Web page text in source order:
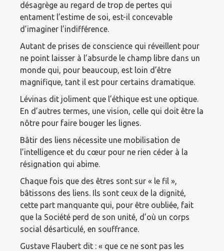
désagrège au regard de trop de pertes qui
entament l’estime de soi, est-il concevable
d’imaginer l’indifférence.
Autant de prises de conscience qui réveillent pour
ne point laisser à l’absurde le champ libre dans un
monde qui, pour beaucoup, est loin d’être
magnifique, tant il est pour certains dramatique.
Lévinas dit joliment que l’éthique est une optique.
En d’autres termes, une vision, celle qui doit être la
nôtre pour faire bouger les lignes.
Bâtir des liens nécessite une mobilisation de
l’intelligence et du cœur pour ne rien céder à la
résignation qui abime.
Chaque fois que des êtres sont sur « le fil »,
bâtissons des liens. Ils sont ceux de la dignité,
cette part manquante qui, pour être oubliée, fait
que la Société perd de son unité, d’où un corps
social désarticulé, en souffrance.
Gustave Flaubert dit : « que ce ne sont pas les